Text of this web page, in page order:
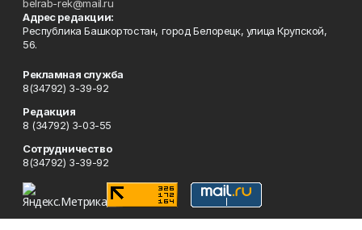
belrab-rek@mail.ru
Адрес редакции:
Республика Башкортостан, город Белорецк, улица Крупской,
56.
Рекламная служба
8(34792) 3-39-92
Редакция
8 (34792) 3-03-55
Сотрудничество
8(34792) 3-39-92